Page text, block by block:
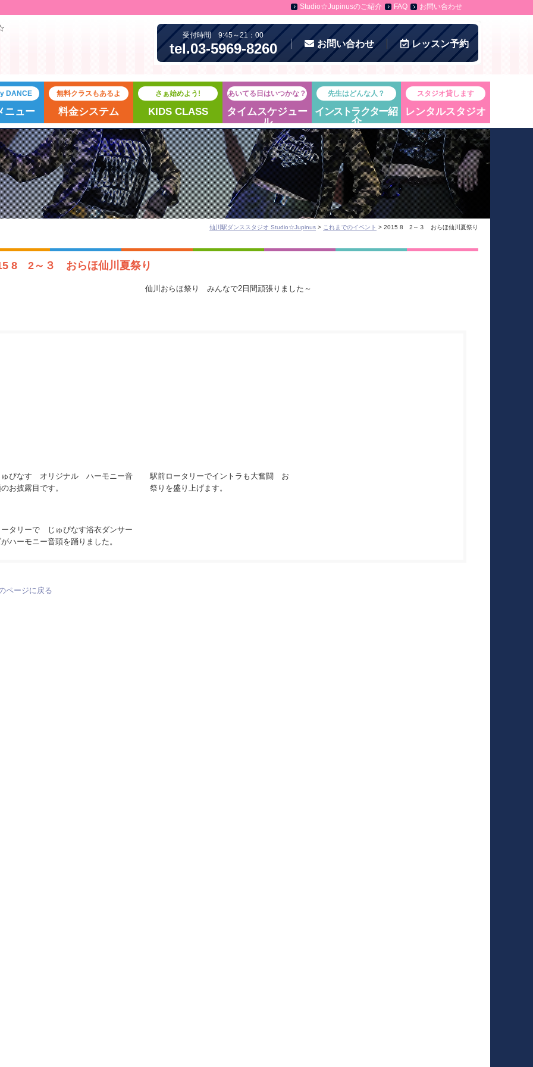
Studio☆Jupinusのご紹介 FAQ お問い合わせ
受付時間 9:45～21：00
tel.03-5969-8260 お問い合わせ レッスン予約
DANCE
ニュー
無料クラスもあるよ
料金システム
さぁ始めよう!
KIDS CLASS
あいてる日はいつかな？
タイムスケジュー
ル
先生はどんな人？
インストラクター紹
介
スタジオ貸します
レンタルスタジオ
仙川駅ダンススタジオ Studio☆Jupinus > これまでのイベント > 2015 8 2～３ おらほ仙川夏祭り
8 2～３ おらほ仙川夏祭り
仙川おらほ祭り みんなで2日間頑張りました～
ゅぴなす オリジナル ハーモニー音
お披露目です。
駅前ロータリーでイントラも大奮闘 お
祭りを盛り上げます。
ータリーで じゅぴなす浴衣ダンサー
ハーモニー音頭を踊りました。
ページに戻る